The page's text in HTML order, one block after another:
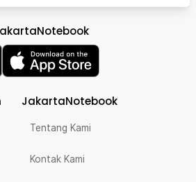
JakartaNotebook
Tentang Kami
Kontak Kami